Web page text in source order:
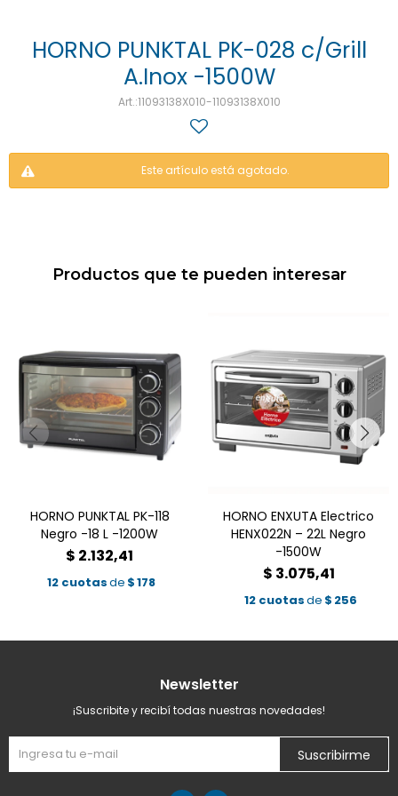
HORNO PUNKTAL PK-028 c/Grill
A.Inox -1500W
11093138X010-11093138X010
Este artículo está agotado.
Productos que te pueden interesar
HORNO PUNKTAL PK-118
Negro -18 L -1200W
$ 2.132,41
12 cuotasde $178
HORNO ENXUTA Electrico
HENX022N – 22L Negro
-1500W
$ 3.075,41
12 cuotasde $ 256
Newsletter
¡Suscribite y recibí todas nuestras novedades!
Suscribirme